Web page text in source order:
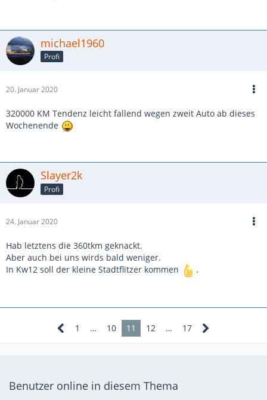
michael1960
Profi
20. Januar 2020
320000 KM Tendenz leicht fallend wegen zweit Auto ab dieses
Wochenende
Slayer2k
Profi
24. Januar 2020
Hab letztens die 360tkm geknackt.
Aber auch bei uns wirds bald weniger.
In Kw12 soll der kleine Stadtflitzer kommen
.
1 … 10 11 12 … 17
Benutzer online in diesem Thema